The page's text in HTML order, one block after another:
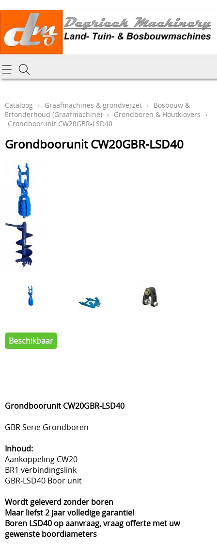
Homepagina
Tractoren & aanbouwdelen
Generatoren
Specifiek materiaal en actieproducten
Hoe online bestellen
Mijn bestelling laten leveren
Draai-en freeswerk
Onze Repairshop Diensten
Cataloog › Graafmachines & grondverzet › Bosbouw &
Erfonderhoud (Graafmachine) › Grondboren & Houtklovers
›
Grondboorunit CW20GBR-LSD40
Grondboorunit CW20GBR-LSD40
Beschikbaar
Grondboorunit CW20GBR-LSD40
GBR Serie Grondboren
Inhoud:
Aankoppeling CW20
BR1 verbindingslink
GBR-LSD40 Boor unit
Wordt geleverd zonder boren
Maar liefst 2 jaar volledige garantie!
Boren LSD40 op aanvraag, vraag offerte met uw
gewenste boordiameters